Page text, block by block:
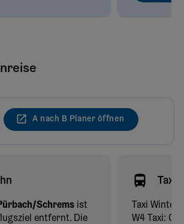
A nach B Planer öffnen
Schrems ist
entfernt. Die
Taxi
Taxi
W4 Taxi: